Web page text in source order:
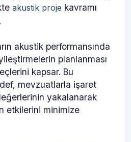
akustik proje kavramı
akustik performansında
planlanması
kapsar. Bu
mevzuatlarla işaret
yakalanarak
etkilerini minimize